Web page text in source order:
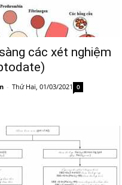
các xét nghiệm
- Thứ Hai, 01/03/2021 0